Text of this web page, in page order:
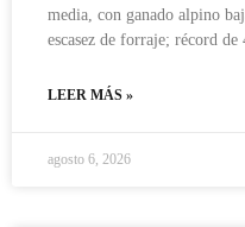
media, con ganado alpino
escasez de forraje; récord de
LEER MÁS »
agosto 6, 2026